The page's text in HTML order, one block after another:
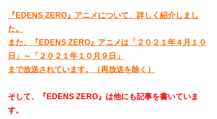
『EDENS ZERO』アニメについて、詳しく紹介しまし
た。
また、『EDENS ZERO』アニメは「２０２１年４月１０
日」～「２０２１年１０月９日」
まで放送されています。（再放送を除く）
そして、『EDENS ZERO』は他にも記事を書いていま
す。